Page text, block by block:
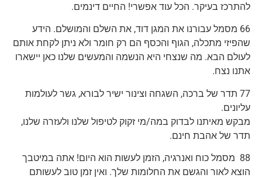
להתרכז בעיקר. הכל עוד אפשרי! החיים דינמים.
66 מסמל עבורנו את המגן דוד, את השלם והמושלם. הידע
שהפיזי מתכלה, הגוף והכסף הם רק חומר ולא ניתן לקחת אותם
לעולם הבא. מה שנצחי היא הנשמה והמעשים שלנו כאן יישארו
אתנו נצח.
77 תדר של ברכה, השגחה וצינור ישיר לבורא, גשר לעולמות
עליונים.
מבקש מאיתנו לבדוק במה/מי זקוק לטיפול שלנו ולעזרה שלנו,
תדר של אהבת חינם.
88 מסמל כוח ואנרגיה, הזמן לעשות הוא היום! אתה במיטבך
הוצא לאור והגשם את החלומות שלך. ואין זמן טוב לעשותם